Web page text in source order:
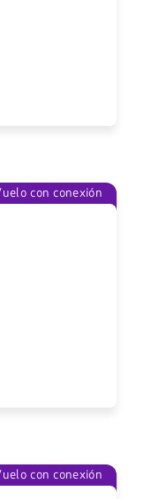
con conexión
con conexión